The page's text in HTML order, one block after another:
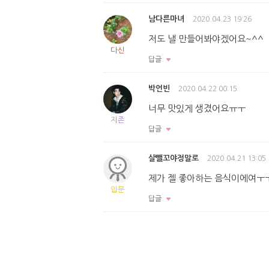
다신
남다른마녀 2020.04.23 19:26
저도 낼 만들어봐야겠어요~^^
답글
지존
박언빈 2020.04.22 00:15
너무 맛있게 생겼어요ㅠㅜ
답글
입문
살뺄꼬야정말로 2020.04.21 13:05
제가 젤 좋아하는 음식이에여ㅜ
답글